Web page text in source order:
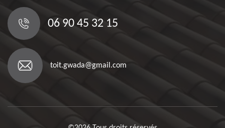
06 90 45 32 15
toit.gwada@gmail.com